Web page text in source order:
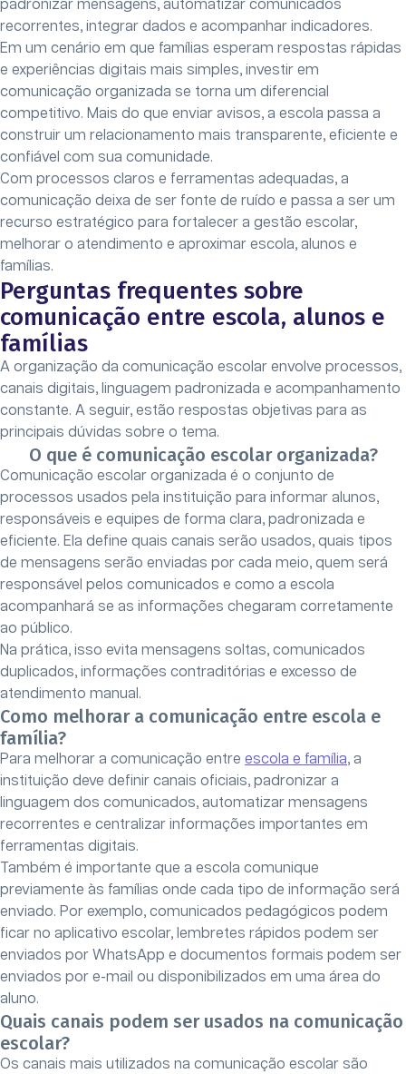
padronizar mensagens, automatizar comunicados
recorrentes, integrar dados e acompanhar indicadores.
Em um cenário em que famílias esperam respostas rápidas
e experiências digitais mais simples, investir em
comunicação organizada se torna um diferencial
competitivo. Mais do que enviar avisos, a escola passa a
construir um relacionamento mais transparente, eficiente e
confiável com sua comunidade.
Com processos claros e ferramentas adequadas, a
comunicação deixa de ser fonte de ruído e passa a ser um
recurso estratégico para fortalecer a gestão escolar,
melhorar o atendimento e aproximar escola, alunos e
famílias.
Perguntas frequentes sobre
comunicação entre escola, alunos e
famílias
A organização da comunicação escolar envolve processos,
canais digitais, linguagem padronizada e acompanhamento
constante. A seguir, estão respostas objetivas para as
principais dúvidas sobre o tema.
O que é comunicação escolar organizada?
Comunicação escolar organizada é o conjunto de
processos usados pela instituição para informar alunos,
responsáveis e equipes de forma clara, padronizada e
eficiente. Ela define quais canais serão usados, quais tipos
de mensagens serão enviadas por cada meio, quem será
responsável pelos comunicados e como a escola
acompanhará se as informações chegaram corretamente
ao público.
Na prática, isso evita mensagens soltas, comunicados
duplicados, informações contraditórias e excesso de
atendimento manual.
Como melhorar a comunicação entre escola e
família?
Para melhorar a comunicação entre escola e família, a
instituição deve definir canais oficiais, padronizar a
linguagem dos comunicados, automatizar mensagens
recorrentes e centralizar informações importantes em
ferramentas digitais.
Também é importante que a escola comunique
previamente às famílias onde cada tipo de informação será
enviado. Por exemplo, comunicados pedagógicos podem
ficar no aplicativo escolar, lembretes rápidos podem ser
enviados por WhatsApp e documentos formais podem ser
enviados por e-mail ou disponibilizados em uma área do
aluno.
Quais canais podem ser usados na comunicação
escolar?
Os canais mais utilizados na comunicação escolar são